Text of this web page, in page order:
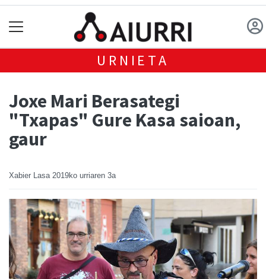
URNIETA
Joxe Mari Berasategi
"Txapas" Gure Kasa saioan,
gaur
Xabier Lasa 2019ko urriaren 3a